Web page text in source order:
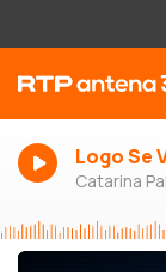
Logo Se
Catarina